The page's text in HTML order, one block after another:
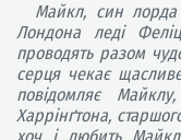
Майкл, син
Лондона леді
проводять разом
серця чекає
повідомляє
Харрінґтона,